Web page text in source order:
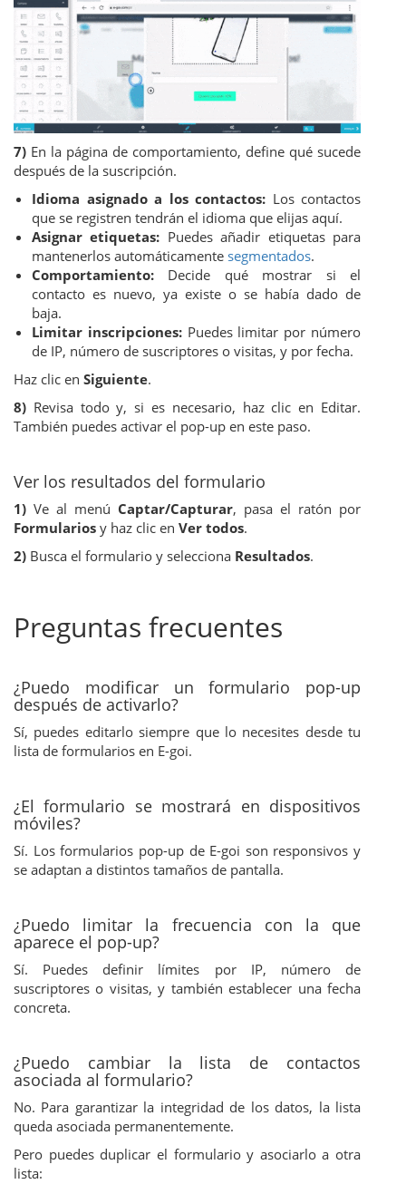
7) En la página de comportamiento, define qué sucede
después de la suscripción.
Idioma asignado a los contactos: Los contactos
que se registren tendrán el idioma que elijas aquí.
Asignar etiquetas: Puedes añadir etiquetas para
mantenerlos automáticamente segmentados.
Comportamiento: Decide qué mostrar si el
contacto es nuevo, ya existe o se había dado de
baja.
Limitar inscripciones:Puedes limitar por número
de IP, número de suscriptores o visitas, y por fecha.
Haz clic en Siguiente.
8) Revisa todo y, si es necesario, haz clic en Editar.
También puedes activar el pop-up en este paso.
Ver los resultados del formulario
1) Ve al menú Captar/Capturar, pasa el ratón por
Formularios y haz clic en Ver todos.
2) Busca el formulario y selecciona Resultados.
Preguntas frecuentes
¿Puedo modificar un formulario pop-up
después de activarlo?
Sí, puedes editarlo siempre que lo necesites desde tu
lista de formularios en E-goi.
¿El formulario se mostrará en dispositivos
móviles?
Sí. Los formularios pop-up de E-goi son responsivos y
se adaptan a distintos tamaños de pantalla.
¿Puedo limitar la frecuencia con la que
aparece el pop-up?
Sí. Puedes definir límites por IP, número de
suscriptores o visitas, y también establecer una fecha
concreta.
¿Puedo cambiar la lista de contactos
asociada al formulario?
No. Para garantizar la integridad de los datos, la lista
queda asociada permanentemente.
Pero puedes duplicar el formulario y asociarlo a otra
lista: